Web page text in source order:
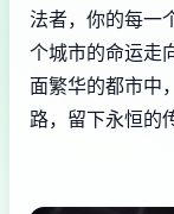
法者，你的每一
个城市的命运走
面繁华的都市中
路，留下永恒的